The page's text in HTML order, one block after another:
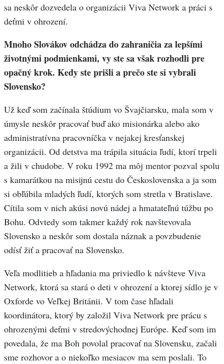
sa neskôr dozvedela o organizácii Viva Network a práci s
deťmi v ohrození.
Mnoho Slovákov odchádza do zahraničia za lepšími
životnými podmienkami, vy ste sa však rozhodli pre
opačný krok. Kedy ste prišli a prečo ste si vybrali
Slovensko?
Už keď som začínala štúdium vo Švajčiarsku, mala som v
úmysle neskôr pracovať buď ako misionárka alebo ako
administratívna pracovníčka v nejakej kresťanskej
organizácii. Od detstva ma trápila situácia ľudí, ktorí trpeli
a žili v chudobe. V roku 1992 ma môj mentor pozval spolu
s kamarátkou na misijnú cestu do Československa a ja som
si obľúbila mladých ľudí, ktorých som stretla v Bratislave.
Cítila som v nich akúsi novú nádej a hmatateľnú túžbu po
Bohu. Odvtedy som takmer každý rok navštevovala
Slovensko a neskôr som dostala náznak a povzbudenie
odísť žiť a pracovať na Slovensko.
Veľa modlitieb a hľadania ma priviedlo k návšteve Viva
Network, ktorá sa stará o deti v ohrození a ktorej sídlo je v
Oxforde vo Veľkej Británii. V tom čase hľadali
koordinátora, ktorý by založil Viva Network pre prácu s
ohrozenými deťmi v stredovýchodnej Európe. Keď som im
povedala, že ma Boh povolal pracovať na Slovensku, začali
sme rozhovor a o niekoľko mesiacov ma sem poslali. To